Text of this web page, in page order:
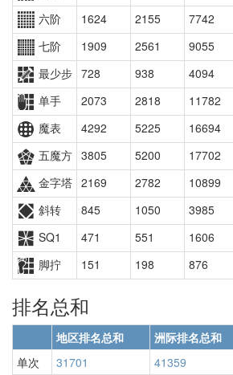
六阶
1624 2155 7742
七阶
1909 2561 9055
最少步 728 938 4094
单手
2073 2818 11782
魔表
4292 5225 16694
五魔方 3805 5200 17702
金字塔 2169 2782 10899
斜转
845 1050 3985
SQ1
471 551 1606
脚拧
151 198 876
排名总和
地区排名总和 洲际排名总和
单次
31701 41359